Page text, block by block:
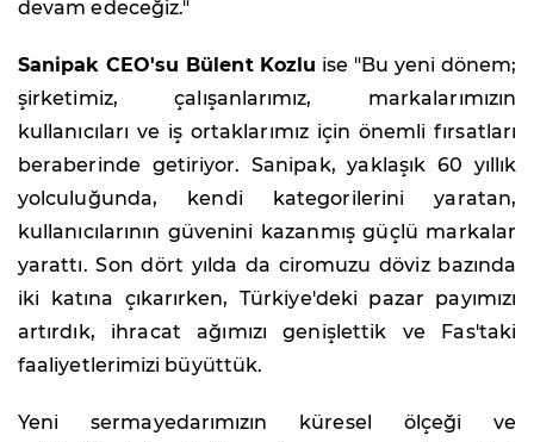
devam edeceğiz."
Sanipak CEO'su Bülent Kozlu ise "Bu yeni dönem;
şirketimiz, çalışanlarımız, markalarımızın
kullanıcıları ve iş ortaklarımız için önemli fırsatları
beraberinde getiriyor. Sanipak, yaklaşık 60 yıllık
yolculuğunda, kendi kategorilerini yaratan,
kullanıcılarının güvenini kazanmış güçlü markalar
yarattı. Son dört yılda da ciromuzu döviz bazında
iki katına çıkarırken, Türkiye'deki pazar payımızı
artırdık, ihracat ağımızı genişlettik ve Fas'taki
faaliyetlerimizi büyüttük.
Yeni sermayedarımızın küresel ölçeği ve